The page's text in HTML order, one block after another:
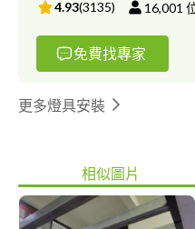
4.93(3135) 16,001
免費找專家
更多燈具安裝
相似圖片